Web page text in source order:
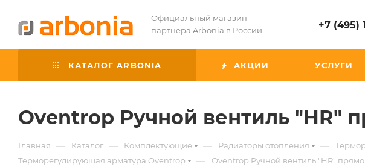
Официальный магазин
партнера Arbonia в России
+7 (495)
КАТАЛОГ ARBONIA АКЦИИ УСЛУГИ
Oventrop Ручной вентиль "HR"
Главная — Каталог — Комплектующие — Радиаторы отопления —
Терморегулирующая арматура Oventrop — Oventrop Ручной вентиль "HR"